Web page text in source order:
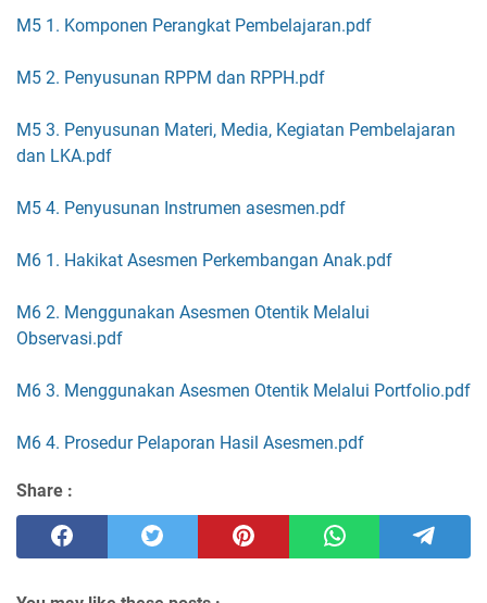
M5 1. Komponen Perangkat Pembelajaran.pdf
M5 2. Penyusunan RPPM dan RPPH.pdf
M5 3. Penyusunan Materi, Media, Kegiatan Pembelajaran
dan LKA.pdf
M5 4. Penyusunan Instrumen asesmen.pdf
M6 1. Hakikat Asesmen Perkembangan Anak.pdf
M6 2. Menggunakan Asesmen Otentik Melalui
Observasi.pdf
M6 3. Menggunakan Asesmen Otentik Melalui Portfolio.pdf
M6 4. Prosedur Pelaporan Hasil Asesmen.pdf
Share :